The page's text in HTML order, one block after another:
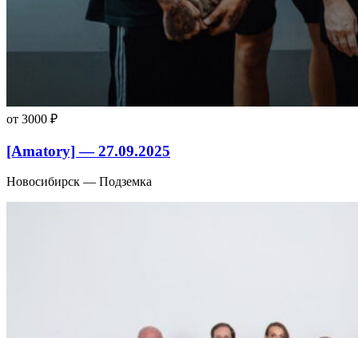
от 3000 ₽
[Amatory] — 27.09.2025
Новосибирск — Подземка